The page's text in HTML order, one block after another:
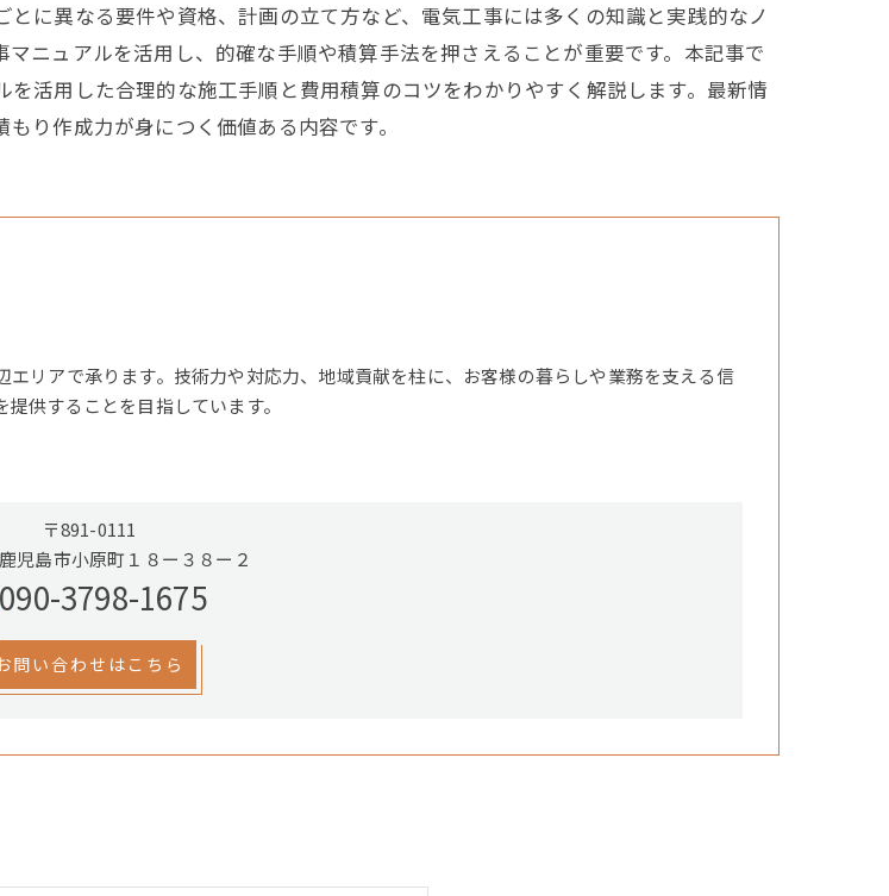
に異なる要件や資格、計画の立て方など、電気工事には多くの知識と実践的なノ
ニュアルを活用し、的確な手順や積算手法を押さえることが重要です。本記事で
活用した合理的な施工手順と費用積算のコツをわかりやすく解説します。最新情
り作成力が身につく価値ある内容です。
リアで承ります。技術力や対応力、地域貢献を柱に、お客様の暮らしや業務を支える信
供することを目指しています。
〒891-0111
児島市小原町１８ー３８ー２
090-3798-1675
問い合わせはこちら